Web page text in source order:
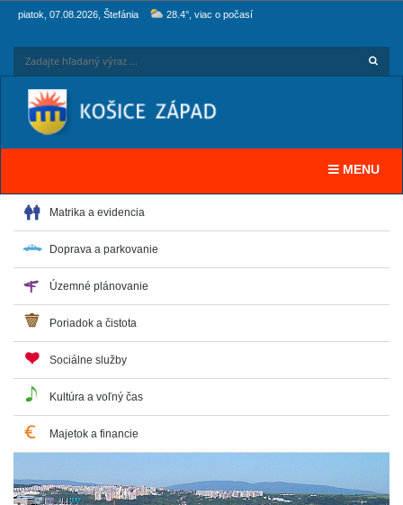
piatok, 07.08.2026, Štefánia 28.4°, viac o počasí
Toggle
MENU
Matrika a evidencia
Doprava a parkovanie
Územné plánovanie
Poriadok a čistota
Sociálne služby
Kultúra a voľný čas
Majetok a financie